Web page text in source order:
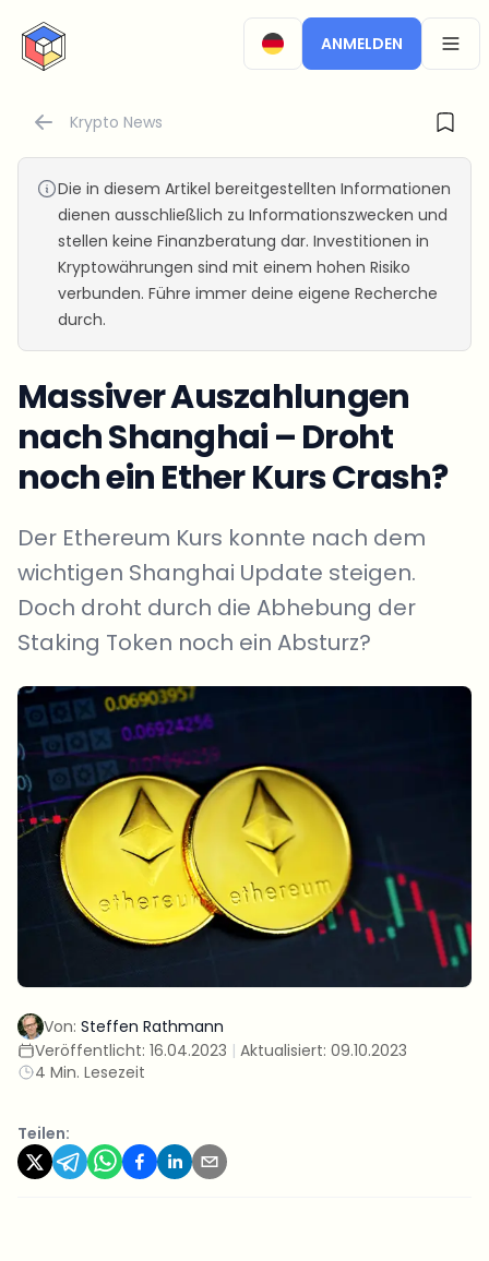
CryptoTicker
ANMELDEN
Krypto News
Die in diesem Artikel bereitgestellten Informationen
dienen ausschließlich zu Informationszwecken und
stellen keine Finanzberatung dar. Investitionen in
Kryptowährungen sind mit einem hohen Risiko
verbunden. Führe immer deine eigene Recherche
durch.
Massiver Auszahlungen
nach Shanghai – Droht
noch ein Ether Kurs Crash?
Der Ethereum Kurs konnte nach dem
wichtigen Shanghai Update steigen.
Doch droht durch die Abhebung der
Staking Token noch ein Absturz?
Von: Steffen Rathmann
Veröffentlicht: 16.04.2023 | Aktualisiert: 09.10.2023
4 Min. Lesezeit
Teilen: